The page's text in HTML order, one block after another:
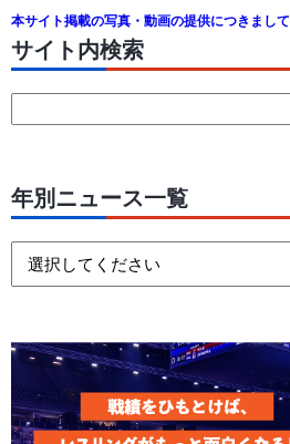
本サイト掲載の写真・動画の提供につきまして
サイト内検索
年別ニュース一覧